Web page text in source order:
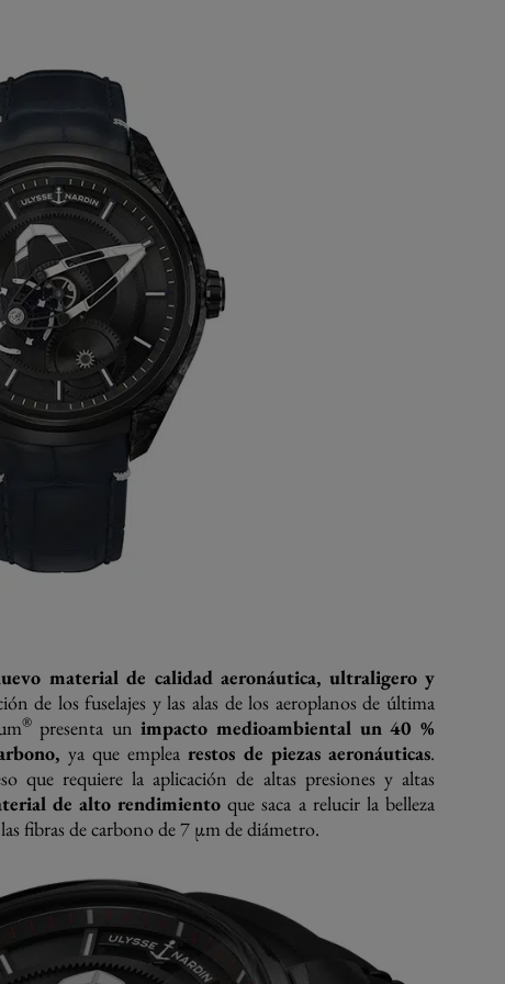
material de calidad aeronáutica, ultraligero y
de los fuselajes y las alas de los aeroplanos de última
®presenta un impacto medioambiental un 40 %
ya que emplearestos de piezas aeronáuticas.
que requiere la aplicación de altas presiones y altas
de alto rendimiento que saca a relucir la belleza
fibras de carbono de 7 µm de diámetro.